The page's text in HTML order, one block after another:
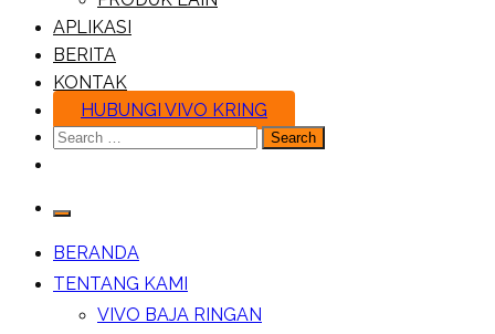
APLIKASI
BERITA
KONTAK
HUBUNGI VIVO KRING
Search
BERANDA
TENTANG KAMI
VIVO BAJA RINGAN